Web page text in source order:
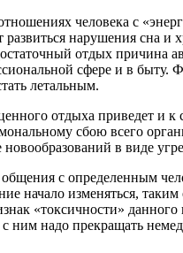
человека с
нарушения сна и
отдых причина
сфере и в быту.
летальным.
отдыха приведет и
сбою всего
в виде
общения с определенным
начало изменяться, таким
«токсичности»
ним надо прекращать